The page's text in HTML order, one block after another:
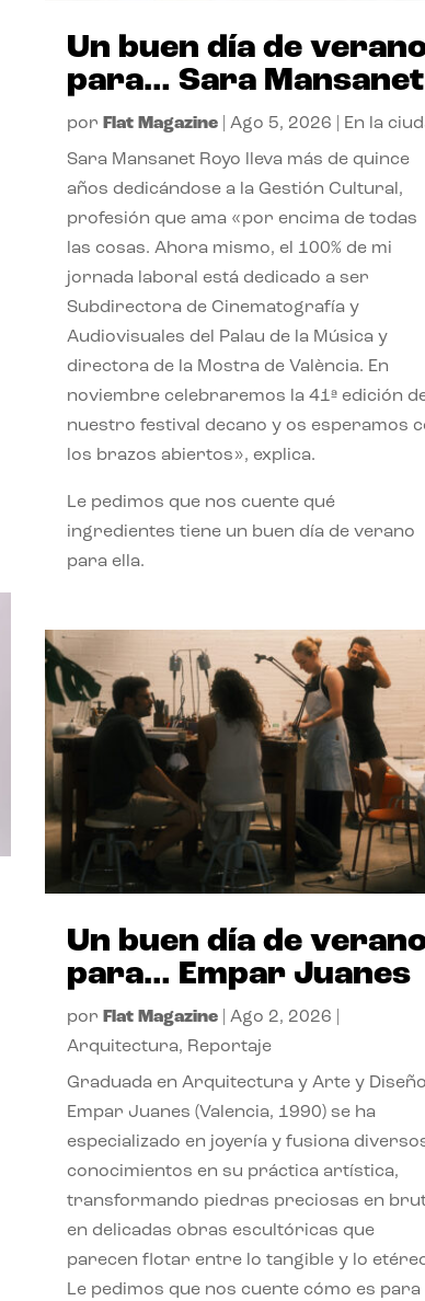
Un buen día de
para… Sara Mansanet
por Flat Magazine| Ago 5, 2026 En la
Sara Mansanet Royo lleva más de quince
años dedicándose a la Gestión Cultural,
profesión que ama «por encima de todas
las cosas. Ahora mismo, el 100% de mi
jornada laboral está dedicado a ser
Subdirectora de Cinematografía y
Audiovisuales del Palau de la Música y
directora de la Mostra de València. En
noviembre celebraremos la 41ª edición
nuestro festival decano y os esperamos
los brazos abiertos», explica.
Le pedimos que nos cuente qué
ingredientes tiene un buen día de verano
para ella.
Un buen día de
para… Empar Juanes
por Flat Magazine| Ago 2, 2026
Arquitectura, Reportaje
Graduada en Arquitectura y Arte y
Empar Juanes (Valencia, 1990) se ha
especializado en joyería y fusiona
conocimientos en su práctica artística,
transformando piedras preciosas en
en delicadas obras escultóricas que
parecen flotar entre lo tangible y lo
Le pedimos que nos cuente cómo es para